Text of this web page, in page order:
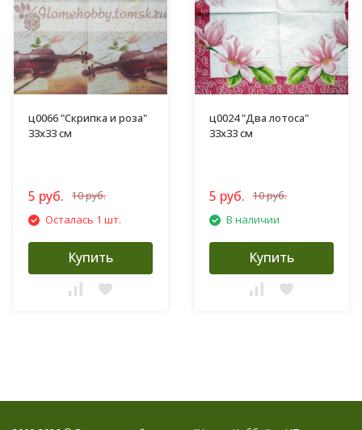
ц0066 "Скрипка и роза"
33х33 см
5 руб. 10 руб.
Осталась 1 шт.
Купить
ц0024 "Два лотоса"
33х33 см
5 руб. 10 руб.
В наличии
Купить